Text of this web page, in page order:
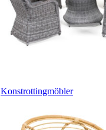
Konstrottingmöbler